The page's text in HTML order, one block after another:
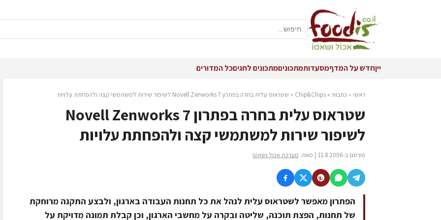
ייןחדש על המדףמסעדותמתכוניםמתכונים לחגיםכל המדורים
ראשי » כתבות »
Chip&Chips
» שטראוס עלית בחרה בפתרון Novell Zenworks 7 לשיפור שירות למשתמשי קצה ולהפחתת עלויות
שטראוס עלית בחרה בפתרון Novell Zenworks 7
לשיפור שירות למשתמשי קצה ולהפחתת עלויות
פורסם ב-11.8.2006 | מאת: מערכת אכול ושאטו
הפתרון מאפשר לשטראוס עלית לנהל את כל תחנות העבודה בארגון, ולבצע התקנה מרוחקת
של תחנות, הפצת תוכנה, שליטה ובקרה על מחשבי הארגון, וכן קבלת תמונה מדויקת על